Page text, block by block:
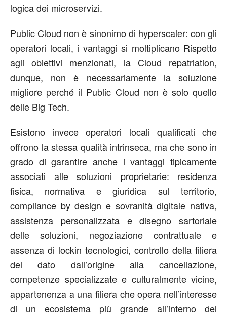
logica dei microservizi.
Public Cloud non è sinonimo di hyperscaler: con gli
operatori locali, i vantaggi si moltiplicano Rispetto
agli obiettivi menzionati, la Cloud repatriation,
dunque, non è necessariamente la soluzione
migliore perché il Public Cloud non è solo quello
delle Big Tech.
Esistono invece operatori locali qualificati che
offrono la stessa qualità intrinseca, ma che sono in
grado di garantire anche i vantaggi tipicamente
associati alle soluzioni proprietarie: residenza
fisica, normativa e giuridica sul territorio,
compliance by design e sovranità digitale nativa,
assistenza personalizzata e disegno sartoriale
delle soluzioni, negoziazione contrattuale e
assenza di lockin tecnologici, controllo della filiera
del dato dall’origine alla cancellazione,
competenze specializzate e culturalmente vicine,
appartenenza a una filiera che opera nell’interesse
di un ecosistema più grande all’interno del